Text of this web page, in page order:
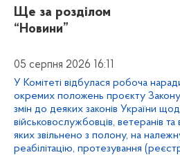
Ще за розділом
“Новини”
05 серпня 2026 16:11
У Комітеті відбулася робоча
окремих положень проєкту
змін до деяких законів України
військовослужбовців, ветеранів
яких звільнено з полону, на
реабілітацію, протезування